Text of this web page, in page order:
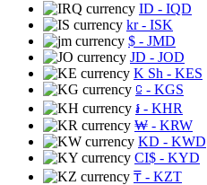
ID - IQD
kr- ISK
$ - JMD
JD - JOD
K Sh - KES
⃀ - KGS
៛ - KHR
₩ - KRW
KD - KWD
CI$ - KYD
₸ - KZT